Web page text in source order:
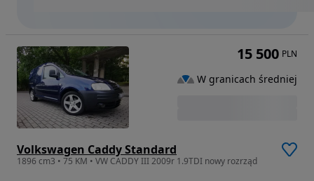
Volkswagen Caddy Standard
1896 cm3 • 75 KM • VW CADDY III 2009r 1.9TDI nowy rozrząd
15 500 PLN
W granicach średniej